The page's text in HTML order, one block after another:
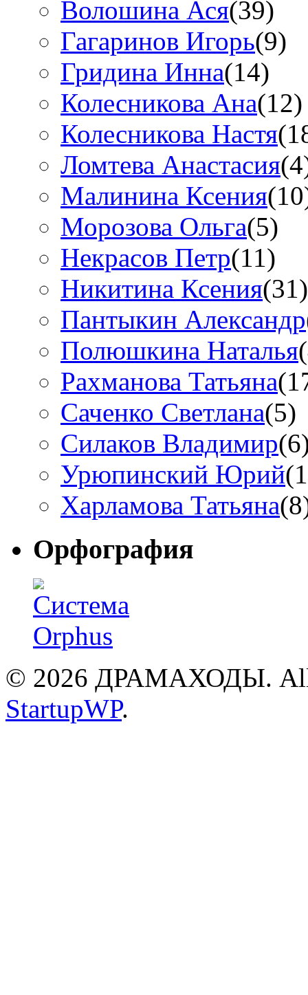
Волошина Ася(39)
Гагаринов Игорь(9)
Гридина Инна(14)
Колесникова Анa(12)
Колесникова Настя
Ломтева Анастасия
Малинина Ксения
Морозова Ольга(5)
Некрасов Петр(11)
Никитина Ксения(31)
Пантыкин Александр
Полюшкина Наталья
Рахманова Татьяна
Саченко Светлана(5)
Силаков Владимир
Урюпинский Юрий
Харламова Татьяна
Орфография
© 2026 ДРАМАХОДЫ. All
StartupWP.